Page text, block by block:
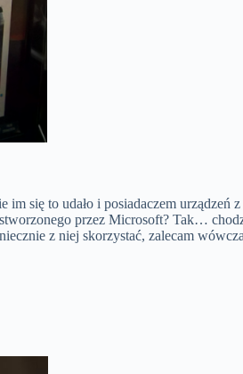
się to udało i posiadaczem urządzeń
przez Microsoft? Tak…
z niej skorzystać, zalecam